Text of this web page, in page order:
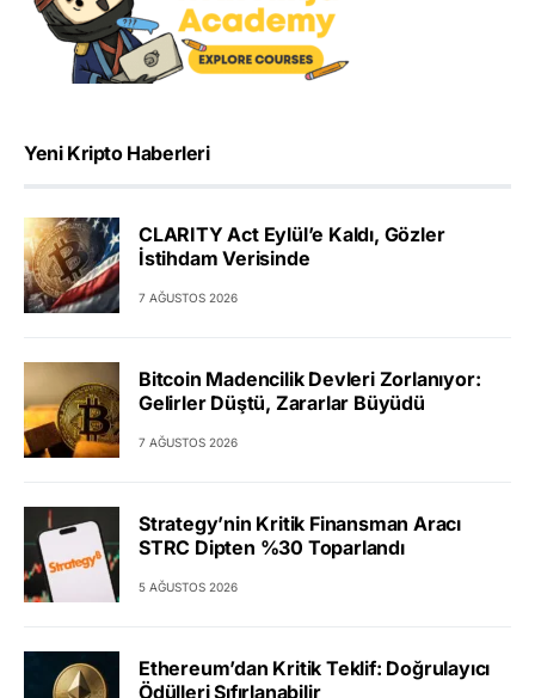
Yeni Kripto Haberleri
CLARITY Act Eylül’e Kaldı, Gözler
İstihdam Verisinde
7 AĞUSTOS 2026
Bitcoin Madencilik Devleri Zorlanıyor:
Gelirler Düştü, Zararlar Büyüdü
7 AĞUSTOS 2026
Strategy’nin Kritik Finansman Aracı
STRC Dipten %30 Toparlandı
5 AĞUSTOS 2026
Ethereum’dan Kritik Teklif: Doğrulayıcı
Ödülleri Sıfırlanabilir